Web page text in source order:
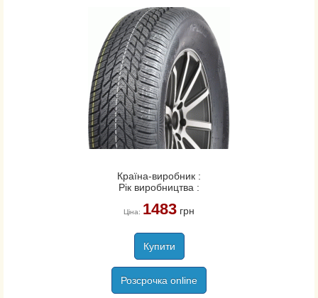
Atlander
Atlas
Atturo
Austone
Barum
Berlin
BF Goodrich
Cachland
CEAT
Comforser
Compasal
Continental
Cooper
Країна-виробник :
Рік виробництва :
Ціна: 1483грн
Купити
Розсрочка online